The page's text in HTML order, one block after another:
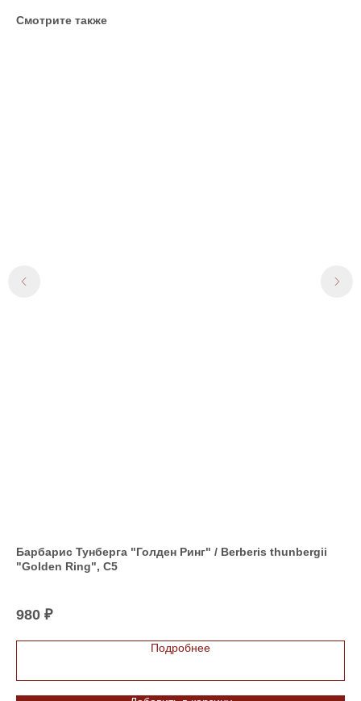
Смотрите также
Барбарис Тунберга "Голден Ринг" / Berberis thunbergii
"Golden Ring", C5
980 ₽
Подробнее